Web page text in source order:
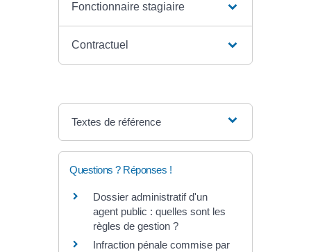
Fonctionnaire stagiaire
Contractuel
Textes de référence
Questions ? Réponses !
Dossier administratif d'un
agent public : quelles sont les
règles de gestion ?
Infraction pénale commise par